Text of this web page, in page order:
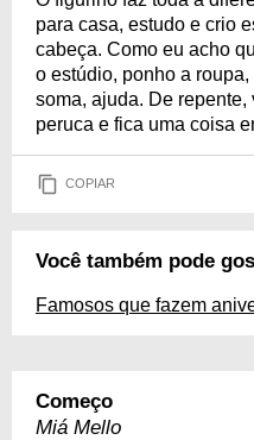
para casa, estudo e crio
cabeça. Como eu acho
o estúdio, ponho a
soma, ajuda. De repente,
peruca e fica uma coisa
COPIAR
Você também pode
Famosos que fazem
Começo
Miá Mello